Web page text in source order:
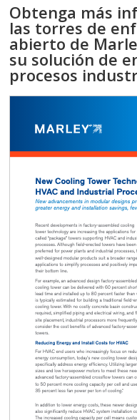
Obtenga más
las torres de
abierto de
su solución de
procesos